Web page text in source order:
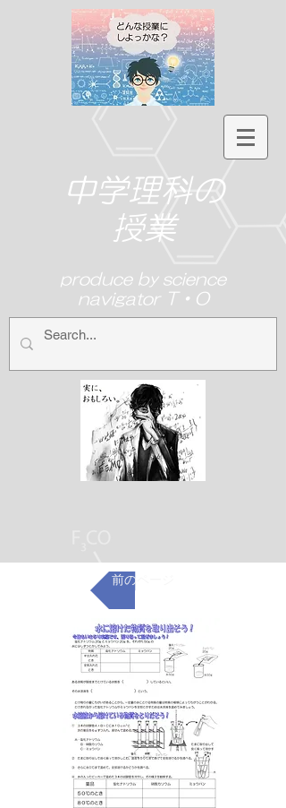
中学理科の
授業
produce by science
navigator T・O
前のページ